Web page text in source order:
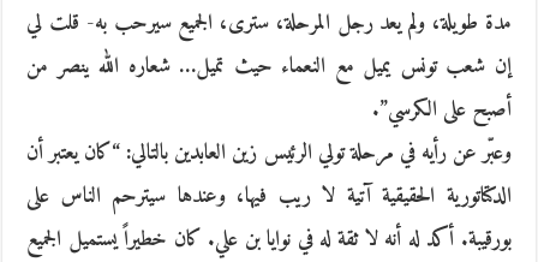
مدة طويلة، ولم يعد رجل المرحلة، سترى، الجميع سيرحب به- قلت لي
إن شعب تونس يميل مع النعماء حيث تميل… شعاره الله ينصر من
أصبح على الكرسي”.
وعبّر عن رأيه في مرحلة تولي الرئيس زين العابدين بالتالي: “كان يعتبر أن
الدكتاتورية الحقيقية آتية لا ريب فيها، وعندها سيترحم الناس على
بورقيبة. أكد له أنه لا ثقة له في نوايا بن علي. كان خطيراً يستميل الجميع